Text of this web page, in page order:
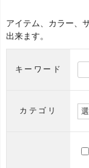
アイテム、カラー、
出来ます。
キーワード
カテゴリ